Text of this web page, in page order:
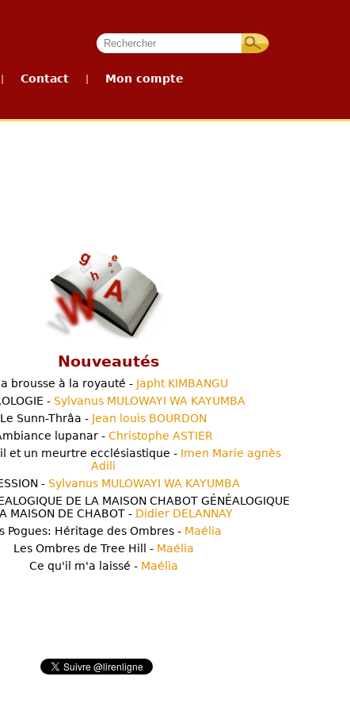
Contact Mon compte
Nouveautés
brousse à la royauté - Japht KIMBANGU
- Sylvanus MULOWAYI WA KAYUMBA
Le Sunn-Thrâa - Jean louis BOURDON
lupanar - Christophe ASTIER
et un meurtre ecclésiastique - Imen Marie agnès
Adili
- Sylvanus MULOWAYI WA KAYUMBA
DE LA MAISON CHABOT GÉNÉALOGIQUE
MAISON DE CHABOT - Didier DELANNAY
Pogues: Héritage des Ombres - Maélia
Les Ombres de Tree Hill - Maélia
Ce qu'il m'a laissé - Maélia